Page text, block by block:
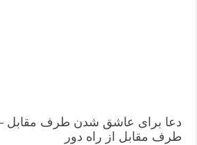
دعا برای عاشق شدن طرف مقابل
طرف مقابل از راه دور